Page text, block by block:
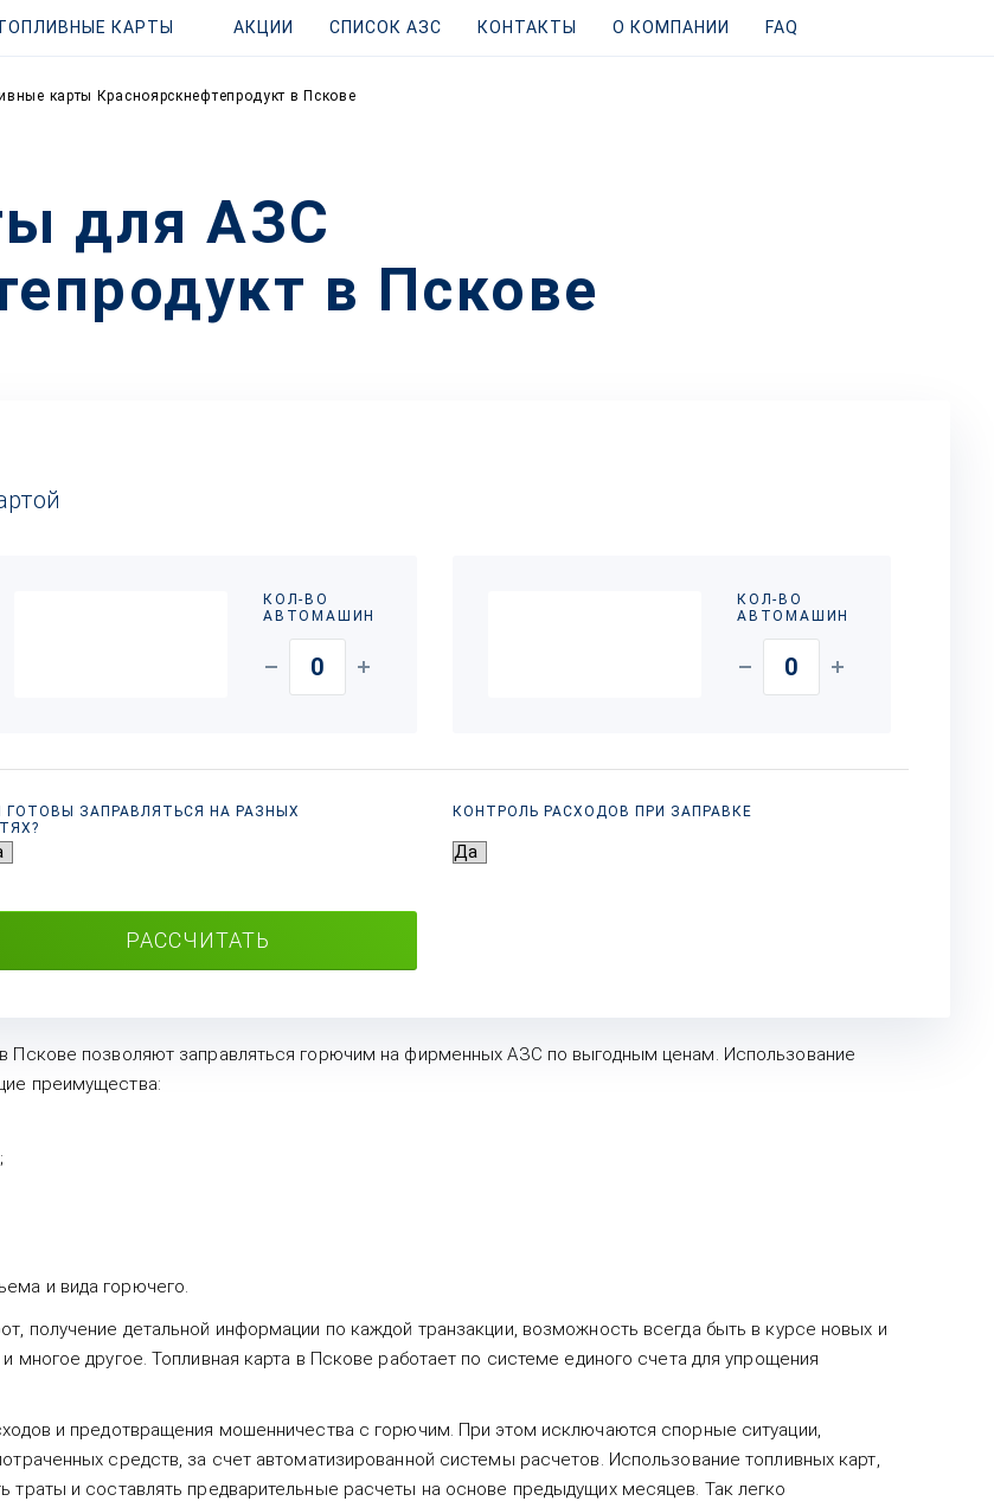
КАРТЫ АКЦИИ СПИСОК АЗС КОНТАКТЫ О КОМПАНИИ FAQ
карты Красноярскнефтепродукт в Пскове
для АЗС
в Пскове
КОЛ-ВО
АВТОМАШИН
КОЛ-ВО
АВТОМАШИН
ГОТОВЫ ЗАПРАВЛЯТЬСЯ НА РАЗНЫХ
КОНТРОЛЬ РАСХОДОВ ПРИ ЗАПРАВКЕ
РАССЧИТАТЬ
Пскове позволяют заправляться горючим на фирменных АЗС по выгодным ценам. Использование
преимущества:
и вида горючего.
получение детальной информации по каждой транзакции, возможность всегда быть в курсе новых и
другое. Топливная карта в Пскове работает по системе единого счета для упрощения
и предотвращения мошенничества с горючим. При этом исключаются спорные ситуации,
средств, за счет автоматизированной системы расчетов. Использование топливных карт,
траты и составлять предварительные расчеты на основе предыдущих месяцев. Так легко